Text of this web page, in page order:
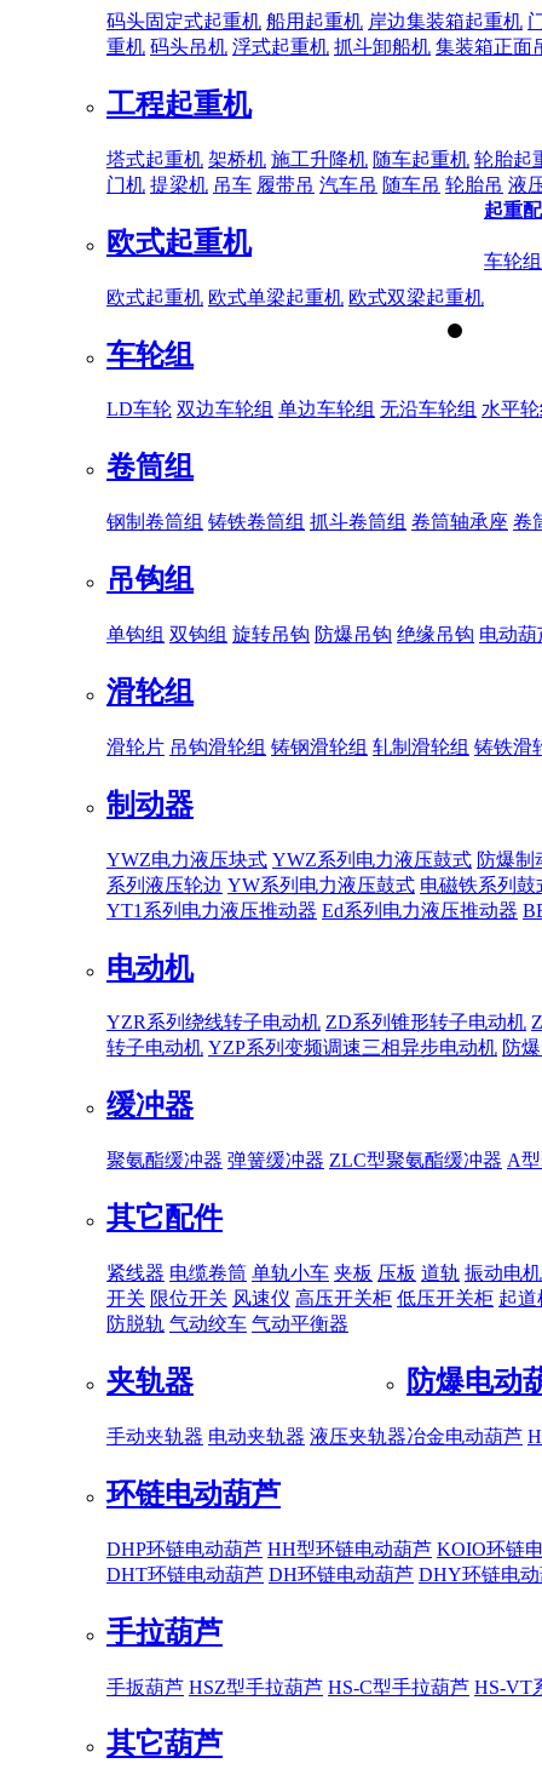
码头固定式起重机 船用起重机 岸边集装箱起重机
重机 码头吊机 浮式起重机 抓斗卸船机 集装箱正面
工程起重机
塔式起重机 架桥机 施工升降机 随车起重机 轮胎起
门机 提梁机 吊车 履带吊 汽车吊 随车吊 轮胎吊 液
欧式起重机
欧式起重机 欧式单梁起重机 欧式双梁起重机
起重
车轮组
车轮组
LD车轮 双边车轮组 单边车轮组 无沿车轮组 水平
卷筒组
钢制卷筒组 铸铁卷筒组 抓斗卷筒组 卷筒轴承座 卷
吊钩组
单钩组 双钩组 旋转吊钩 防爆吊钩 绝缘吊钩 电动
滑轮组
滑轮片 吊钩滑轮组 铸钢滑轮组 轧制滑轮组 铸铁滑
制动器
YWZ电力液压块式 YWZ系列电力液压鼓式 防爆制
系列液压轮边 YW系列电力液压鼓式 电磁铁系列鼓
YT1系列电力液压推动器 Ed系列电力液压推动器
电动机
YZR系列绕线转子电动机 ZD系列锥形转子电动机
转子电动机 YZP系列变频调速三相异步电动机 防
缓冲器
聚氨酯缓冲器 弹簧缓冲器 ZLC型聚氨酯缓冲器 A
其它配件
紧线器 电缆卷筒 单轨小车 夹板 压板 道轨 振动电机
开关 限位开关 风速仪 高压开关柜 低压开关柜 起道
防脱轨 气动绞车 气动平衡器
夹轨器
手动夹轨器 电动夹轨器 液压夹轨器
防爆电动
冶金电动葫芦
环链电动葫芦
DHP环链电动葫芦 HH型环链电动葫芦 KOIO环链
DHT环链电动葫芦 DH环链电动葫芦 DHY环链电
手拉葫芦
手扳葫芦 HSZ型手拉葫芦 HS-C型手拉葫芦 HS-VT
其它葫芦